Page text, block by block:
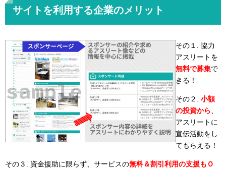
サイトを利用する企業のメリット
その１. 協力
アスリートを
無料で募集で
きる！
その２. 小額
の投資から、
アスリートに
宣伝活動をし
てもらえる！
その３. 資金援助に限らず、サービスの無料＆割引利用の支援もＯ